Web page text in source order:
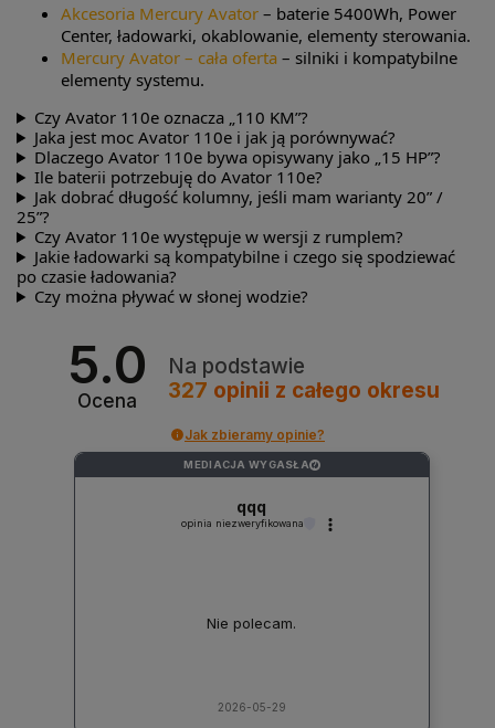
Akcesoria Mercury Avator – baterie 5400Wh, Power
Center, ładowarki, okablowanie, elementy sterowania.
Mercury Avator – cała oferta – silniki i kompatybilne
elementy systemu.
Czy Avator 110e oznacza „110 KM”?
Jaka jest moc Avator 110e i jak ją porównywać?
Dlaczego Avator 110e bywa opisywany jako „15 HP”?
Ile baterii potrzebuję do Avator 110e?
Jak dobrać długość kolumny, jeśli mam warianty 20” /
25”?
Czy Avator 110e występuje w wersji z rumplem?
Jakie ładowarki są kompatybilne i czego się spodziewać
po czasie ładowania?
Czy można pływać w słonej wodzie?
5.0
Ocena
Na podstawie
327 opinii z całego okresu
Jak zbieramy opinie?
MEDIACJA WYGASŁA ?
qqq
opinia niezweryfikowana
Nie polecam.
2026-05-29